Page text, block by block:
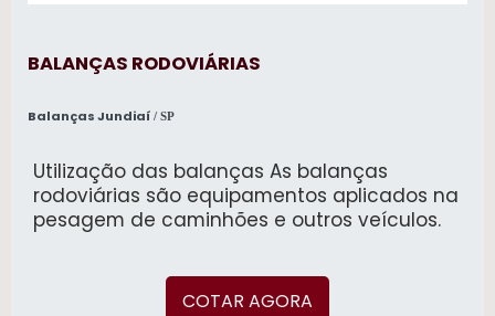
BALANÇAS RODOVIÁRIAS
Balanças Jundiaí / SP
Utilização das balanças As balanças
rodoviárias são equipamentos aplicados na
pesagem de caminhões e outros veículos.
COTAR AGORA